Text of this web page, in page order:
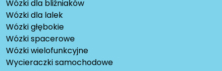
Wózki dla bliźniaków
Wózki dla lalek
Wózki głębokie
Wózki spacerowe
Wózki wielofunkcyjne
Wycieraczki samochodowe